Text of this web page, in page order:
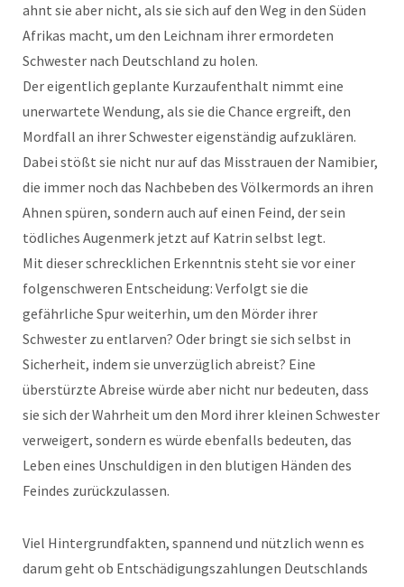
ahnt sie aber nicht, als sie sich auf den Weg in den Süden
Afrikas macht, um den Leichnam ihrer ermordeten
Schwester nach Deutschland zu holen.
Der eigentlich geplante Kurzaufenthalt nimmt eine
unerwartete Wendung, als sie die Chance ergreift, den
Mordfall an ihrer Schwester eigenständig aufzuklären.
Dabei stößt sie nicht nur auf das Misstrauen der Namibier,
die immer noch das Nachbeben des Völkermords an ihren
Ahnen spüren, sondern auch auf einen Feind, der sein
tödliches Augenmerk jetzt auf Katrin selbst legt.
Mit dieser schrecklichen Erkenntnis steht sie vor einer
folgenschweren Entscheidung: Verfolgt sie die
gefährliche Spur weiterhin, um den Mörder ihrer
Schwester zu entlarven? Oder bringt sie sich selbst in
Sicherheit, indem sie unverzüglich abreist? Eine
überstürzte Abreise würde aber nicht nur bedeuten, dass
sie sich der Wahrheit um den Mord ihrer kleinen Schwester
verweigert, sondern es würde ebenfalls bedeuten, das
Leben eines Unschuldigen in den blutigen Händen des
Feindes zurückzulassen.
Viel Hintergrundfakten, spannend und nützlich wenn es
darum geht ob Entschädigungszahlungen Deutschlands